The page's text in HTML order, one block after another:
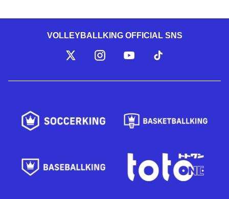
VOLLEYBALLKING OFFICIAL SNS